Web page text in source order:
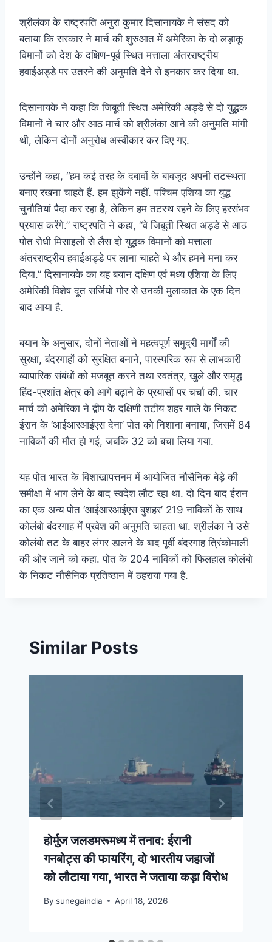
श्रीलंका के राष्ट्रपति अनुरा कुमार दिसानायके ने संसद को
बताया कि सरकार ने मार्च की शुरुआत में अमेरिका के दो लड़ाकू
विमानों को देश के दक्षिण-पूर्व स्थित मत्ताला अंतरराष्ट्रीय
हवाईअड्डे पर उतरने की अनुमति देने से इनकार कर दिया था.
दिसानायके ने कहा कि जिबूती स्थित अमेरिकी अड्डे से दो युद्धक
विमानों ने चार और आठ मार्च को श्रीलंका आने की अनुमति मांगी
थी, लेकिन दोनों अनुरोध अस्वीकार कर दिए गए.
उन्होंने कहा, “हम कई तरह के दबावों के बावजूद अपनी तटस्थता
बनाए रखना चाहते हैं. हम झुकेंगे नहीं. पश्चिम एशिया का युद्ध
चुनौतियां पैदा कर रहा है, लेकिन हम तटस्थ रहने के लिए हरसंभव
प्रयास करेंगे.” राष्ट्रपति ने कहा, “वे जिबूती स्थित अड्डे से आठ
पोत रोधी मिसाइलों से लैस दो युद्धक विमानों को मत्ताला
अंतरराष्ट्रीय हवाईअड्डे पर लाना चाहते थे और हमने मना कर
दिया.” दिसानायके का यह बयान दक्षिण एवं मध्य एशिया के लिए
अमेरिकी विशेष दूत सर्जियो गोर से उनकी मुलाकात के एक दिन
बाद आया है.
बयान के अनुसार, दोनों नेताओं ने महत्वपूर्ण समुद्री मार्गों की
सुरक्षा, बंदरगाहों को सुरक्षित बनाने, पारस्परिक रूप से लाभकारी
व्यापारिक संबंधों को मजबूत करने तथा स्वतंत्र, खुले और समृद्ध
हिंद-प्रशांत क्षेत्र को आगे बढ़ाने के प्रयासों पर चर्चा की. चार
मार्च को अमेरिका ने द्वीप के दक्षिणी तटीय शहर गाले के निकट
ईरान के ‘आईआरआईएस देना’ पोत को निशाना बनाया, जिसमें 84
नाविकों की मौत हो गई, जबकि 32 को बचा लिया गया.
यह पोत भारत के विशाखापत्तनम में आयोजित नौसैनिक बेड़े की
समीक्षा में भाग लेने के बाद स्वदेश लौट रहा था. दो दिन बाद ईरान
का एक अन्य पोत ‘आईआरआईएस बुशहर’ 219 नाविकों के साथ
कोलंबो बंदरगाह में प्रवेश की अनुमति चाहता था. श्रीलंका ने उसे
कोलंबो तट के बाहर लंगर डालने के बाद पूर्वी बंदरगाह त्रिंकोमाली
की ओर जाने को कहा. पोत के 204 नाविकों को फिलहाल कोलंबो
के निकट नौसैनिक प्रतिष्ठान में ठहराया गया है.
Similar Posts
होर्मुज जलडमरूमध्य में तनाव: ईरानी
गनबोट्स की फायरिंग, दो भारतीय जहाजों
को लौटाया गया, भारत ने जताया कड़ा विरोध
By sunegaindia April 18, 2026